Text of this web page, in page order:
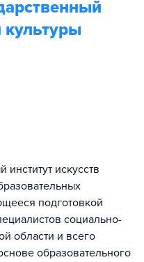
культуры
искусств
подготовкой
социально-
области и всего
образовательного